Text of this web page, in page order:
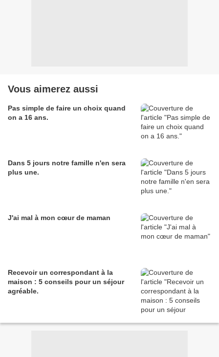
Vous aimerez aussi
Pas simple de faire un choix quand
on a 16 ans.
Dans 5 jours notre famille n'en sera
plus une.
J'ai mal à mon cœur de maman
Recevoir un correspondant à la
maison : 5 conseils pour un séjour
agréable.